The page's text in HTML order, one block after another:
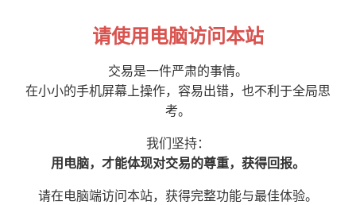
请使用电脑访问本站
交易是一件严肃的事情。
在小小的手机屏幕上操作，容易出错，也不利于全局思
考。
我们坚持：
用电脑，才能体现对交易的尊重，获得回报。
请在电脑端访问本站，获得完整功能与最佳体验。